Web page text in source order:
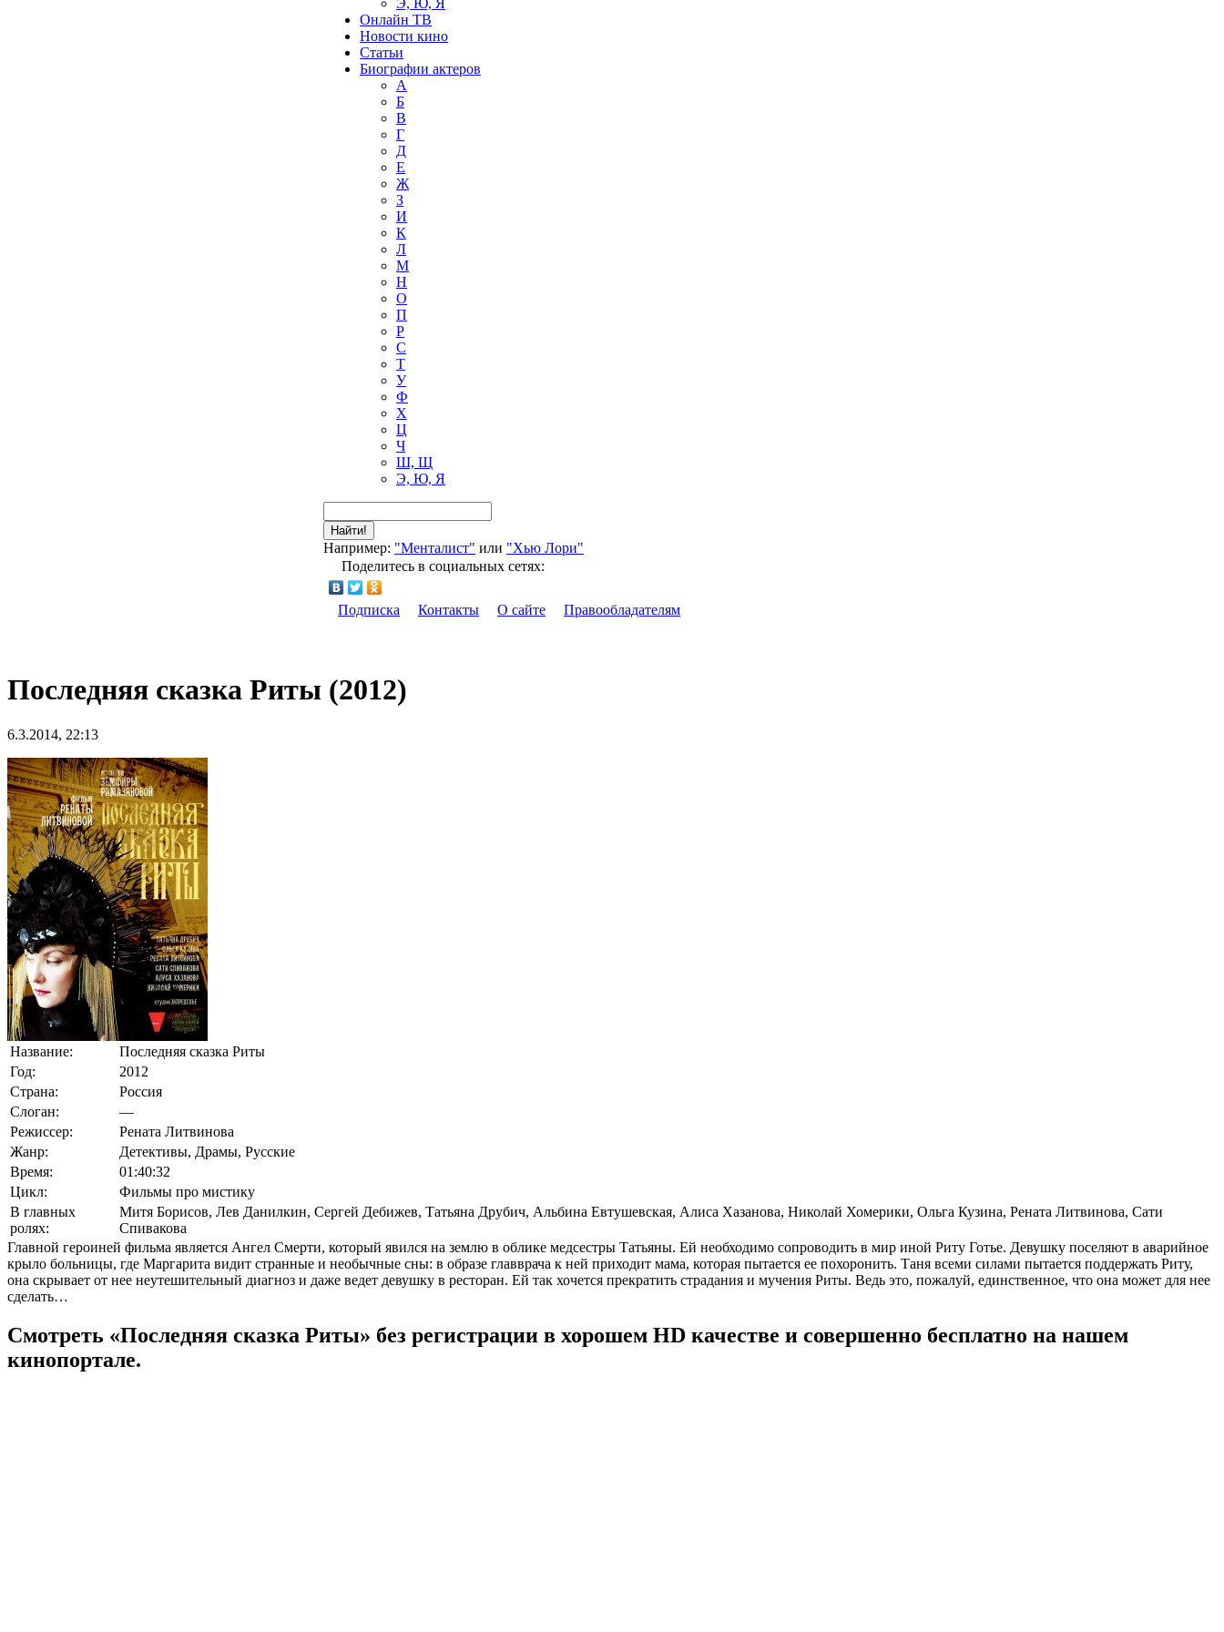
Э, Ю, Я
Онлайн ТВ
Новости кино
Статьи
Биографии актеров
А
Б
В
Г
Д
Е
Ж
З
И
К
Л
М
Н
О
П
Р
С
Т
У
Ф
Х
Ц
Ч
Ш, Щ
Э, Ю, Я
Найти!
Например: "Менталист" или "Хью Лори"
Поделитесь в социальных сетях:
Подписка Контакты О сайте Правообладателям
Последняя сказка Риты (2012)
6.3.2014, 22:13
Название:
Последняя сказка Риты
Год:
2012
Страна:
Россия
Слоган:
—
Режиссер:
Рената Литвинова
Жанр:
Детективы, Драмы, Русские
Время:
01:40:32
Цикл:
Фильмы про мистику
В главных
ролях:
Митя Борисов, Лев Данилкин, Сергей Дебижев, Татьяна Друбич, Альбина Евтушевская, Алиса Хазанова, Николай Хомерики, Ольга Кузина, Рената Литвинова, Сати
Спивакова
Главной героиней фильма является Ангел Смерти, который явился на землю в облике медсестры Татьяны. Ей необходимо сопроводить в мир иной Риту Готье. Девушку поселяют в аварийное
крыло больницы, где Маргарита видит странные и необычные сны: в образе главврача к ней приходит мама, которая пытается ее похоронить. Таня всеми силами пытается поддержать Риту,
она скрывает от нее неутешительный диагноз и даже ведет девушку в ресторан. Ей так хочется прекратить страдания и мучения Риты. Ведь это, пожалуй, единственное, что она может для нее
сделать…
Смотреть «Последняя сказка Риты» без регистрации в хорошем HD качестве и совершенно бесплатно на нашем
кинопортале.